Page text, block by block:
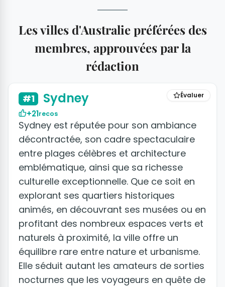
Les villes d'Australie préférées des
membres, approuvées par la
rédaction
Évaluer
#1 Sydney
+21recos
Sydney est réputée pour son ambiance
décontractée, son cadre spectaculaire
entre plages célèbres et architecture
emblématique, ainsi que sa richesse
culturelle exceptionnelle. Que ce soit en
explorant ses quartiers historiques
animés, en découvrant ses musées ou en
profitant des nombreux espaces verts et
naturels à proximité, la ville offre un
équilibre rare entre nature et urbanisme.
Elle séduit autant les amateurs de sorties
nocturnes que les voyageurs en quête de